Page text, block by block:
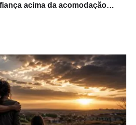
acima da acomodação